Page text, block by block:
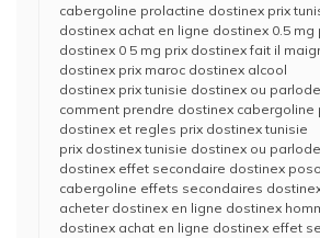
cabergoline prolactine dostinex prix
dostinex achat en ligne dostinex 0.5 mg
dostinex 0 5 mg prix dostinex fait il
dostinex prix maroc dostinex alcool
dostinex prix tunisie dostinex ou
comment prendre dostinex cabergoline
dostinex et regles prix dostinex tunisie
prix dostinex tunisie dostinex ou
dostinex effet secondaire dostinex
cabergoline effets secondaires
acheter dostinex en ligne dostinex
dostinex achat en ligne dostinex effet